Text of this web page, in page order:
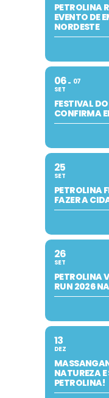
PETROLINA
EVENTO DE
NORDESTE
06
SET
07
FESTIVAL
CONFIRMA
25
SET
PETROLINA
FAZER A
26
SET
PETROLINA
RUN 2026
13
DEZ
NATUREZA
PETROLINA!